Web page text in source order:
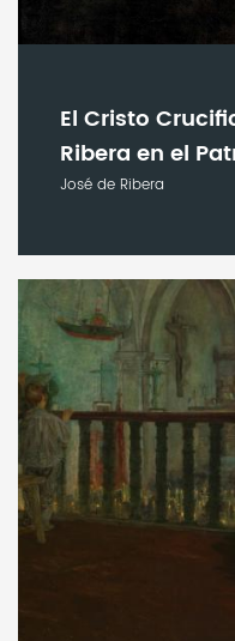
El Cristo
Ribera en el
José de Ribera